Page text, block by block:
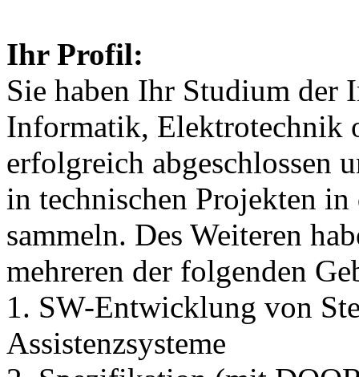
Ihr Profil:
Sie haben Ihr Studium der
Informatik, Elektrotechnik
erfolgreich abgeschlossen
in technischen Projekten
sammeln. Des Weiteren
mehreren der folgenden
1. SW-Entwicklung von
Assistenzsysteme